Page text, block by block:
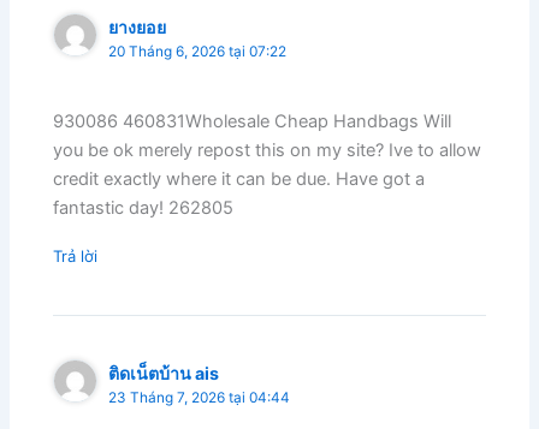
ยางยอย
20 Tháng 6, 2026 tại 07:22
930086 460831Wholesale Cheap Handbags Will
you be ok merely repost this on my site? Ive to allow
credit exactly where it can be due. Have got a
fantastic day! 262805
Trả lời
ติดเน็ตบ้าน ais
23 Tháng 7, 2026 tại 04:44